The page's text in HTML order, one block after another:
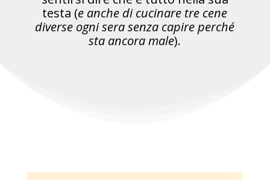
testa (e anche di cucinare tre cene
diverse ogni sera senza capire perché
sta ancora male).